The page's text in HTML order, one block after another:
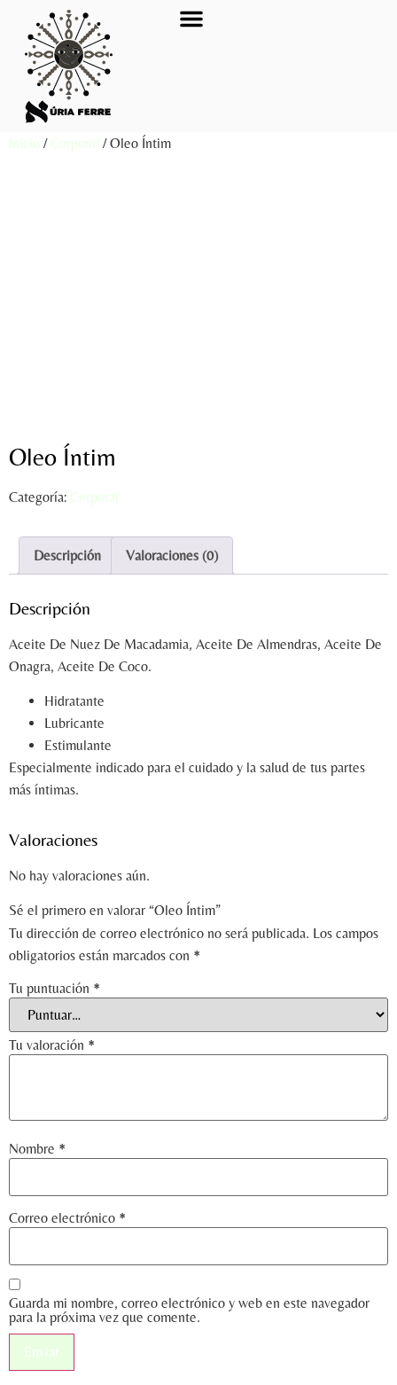
Inicio / Corporal / Oleo Íntim
Oleo Íntim
Categoría: Corporal
Descripción Valoraciones (0)
Descripción
Aceite De Nuez De Macadamia, Aceite De Almendras, Aceite De
Onagra, Aceite De Coco.
Hidratante
Lubricante
Estimulante
Especialmente indicado para el cuidado y la salud de tus partes
más íntimas.
Valoraciones
No hay valoraciones aún.
Sé el primero en valorar “Oleo Íntim”
Tu dirección de correo electrónico no será publicada. Los campos
obligatorios están marcados con *
Tu puntuación *
Tu valoración *
Nombre *
Correo electrónico *
Guarda mi nombre, correo electrónico y web en este navegador
para la próxima vez que comente.